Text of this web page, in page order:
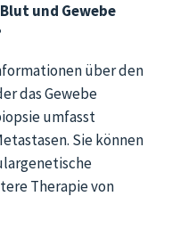
und Gewebe
über den
das Gewebe
umfasst
Sie können
Therapie von